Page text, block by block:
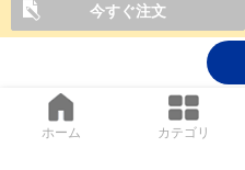
今すぐ注文
ホーム カテゴリ